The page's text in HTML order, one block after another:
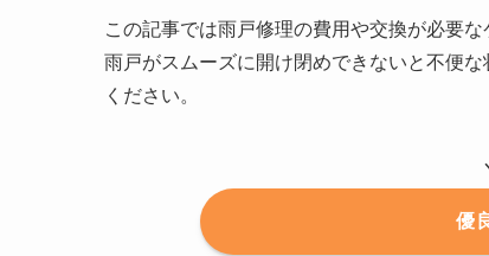
この記事では雨戸修理の費用や交換が必要
雨戸がスムーズに開け閉めできないと不便
ください。
優